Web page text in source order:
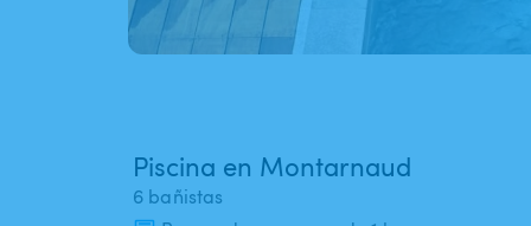
Piscina en Montarnaud
6 bañistas